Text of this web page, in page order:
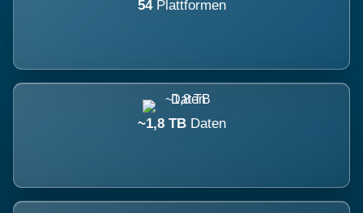
54 Plattformen
~1,8 TB Daten